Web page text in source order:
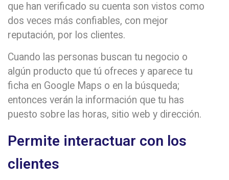
que han verificado su cuenta son vistos como
dos veces más confiables, con mejor
reputación, por los clientes.
Cuando las personas buscan tu negocio o
algún producto que tú ofreces y aparece tu
ficha en Google Maps o en la búsqueda;
entonces verán la información que tu has
puesto sobre las horas, sitio web y dirección.
Permite interactuar con los
clientes